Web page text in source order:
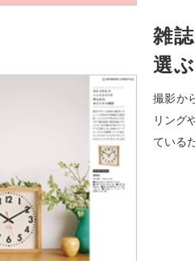
雑
選
撮影か
リング
ている